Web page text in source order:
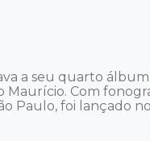
a seu quarto
Maurício. Com
Paulo, foi lançado